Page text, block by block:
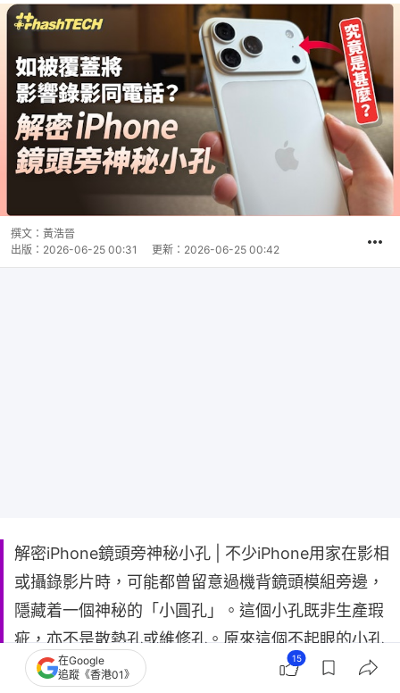
撰文： 黃浩晉
出版： 2026-06-25 00:31 更新： 2026-06-25 00:42
解密iPhone鏡頭旁神秘小孔 | 不少iPhone用家在影相
或攝錄影片時，可能都曾留意過機背鏡頭模組旁邊，
隱藏着一個神秘的「小圓孔」。這個小孔既非生產瑕
疵，亦不是散熱孔或維修孔。原來這個不起眼的小孔
是一件非常關鍵的硬件，如果日常使用不當或不小心
在Google
追蹤《香港01》
15